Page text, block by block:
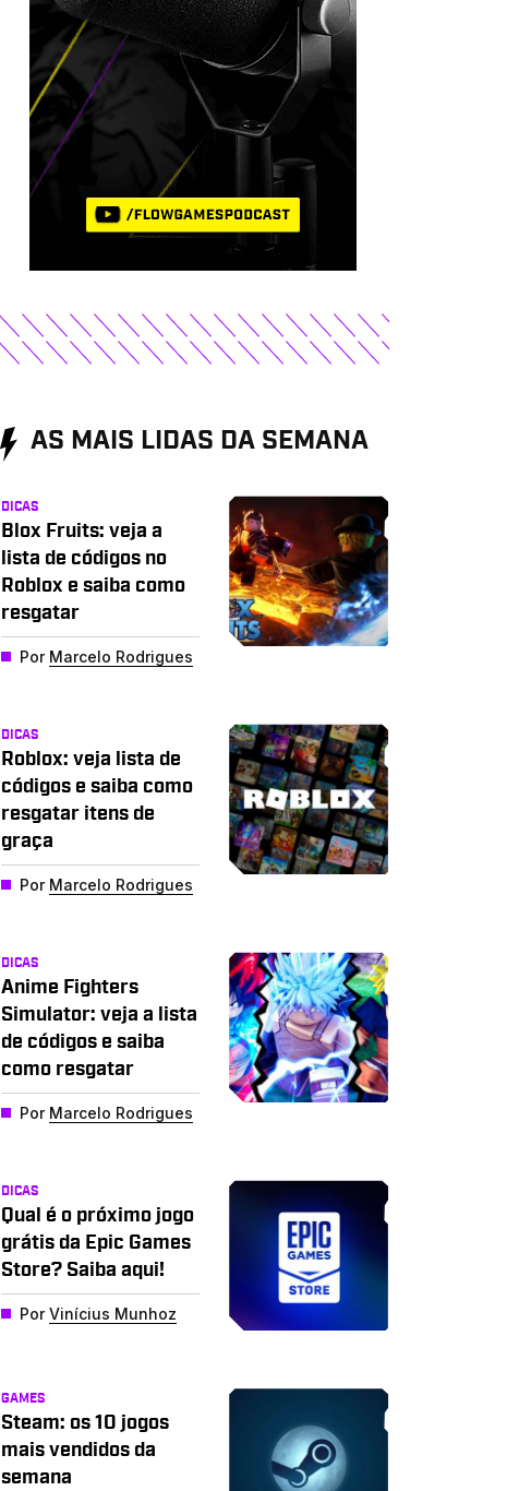
AS MAIS LIDAS DA SEMANA
DICAS
Blox Fruits: veja a
lista de códigos no
Roblox e saiba como
resgatar
Por Marcelo Rodrigues
DICAS
Roblox: veja lista de
códigos e saiba como
resgatar itens de
graça
Por Marcelo Rodrigues
DICAS
Anime Fighters
Simulator: veja a lista
de códigos e saiba
como resgatar
Por Marcelo Rodrigues
DICAS
Qual é o próximo jogo
grátis da Epic Games
Store? Saiba aqui!
PorVinícius Munhoz
GAMES
Steam: os 10 jogos
mais vendidos da
semana